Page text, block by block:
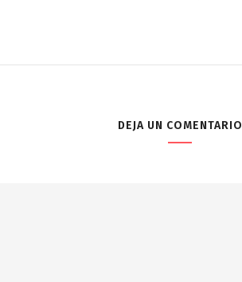
DEJA UN COMENTARIO